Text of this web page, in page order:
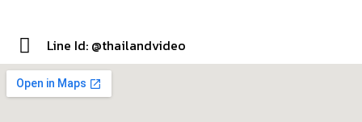
Line Id: @thailandvideo